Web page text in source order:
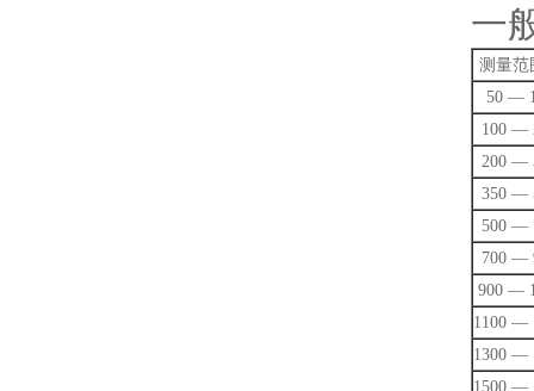
一
测量范
50 —
100 —
200 —
350 —
500 —
700 —
900 —
1100 —
1300 —
1500 —